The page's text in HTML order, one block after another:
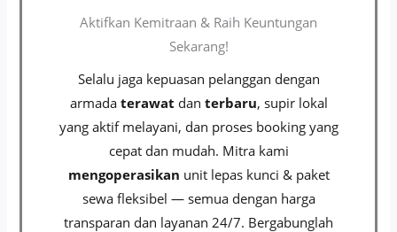
Aktifkan Kemitraan & Raih Keuntungan
Sekarang!
Selalu jaga kepuasan pelanggan dengan
armada terawat dan terbaru, supir lokal
yang aktif melayani, dan proses booking yang
cepat dan mudah. Mitra kami
mengoperasikan unit lepas kunci & paket
sewa fleksibel — semua dengan harga
transparan dan layanan 24/7. Bergabunglah